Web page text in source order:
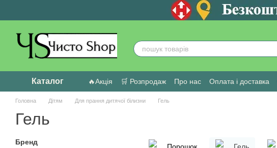
Каталог 🔥Акція 🛒 Розпродаж Про нас Оплата і доставка
Головна Дітям Для прання дитячої білизни Гель
Гель
Бренд